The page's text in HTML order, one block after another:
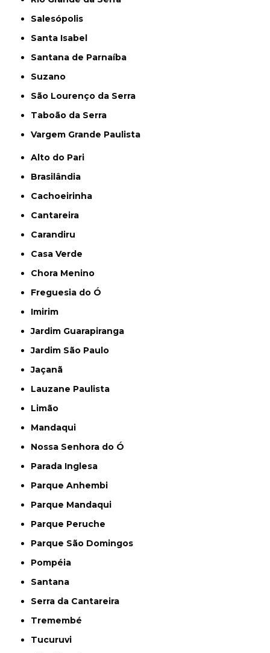
Salesópolis
Santa Isabel
Santana de Parnaíba
Suzano
São Lourenço da Serra
Taboão da Serra
Vargem Grande Paulista
Alto do Pari
Brasilândia
Cachoeirinha
Cantareira
Carandiru
Casa Verde
Chora Menino
Freguesia do Ó
Imirim
Jardim Guarapiranga
Jardim São Paulo
Jaçanã
Lauzane Paulista
Limão
Mandaqui
Nossa Senhora do Ó
Parada Inglesa
Parque Anhembi
Parque Mandaqui
Parque Peruche
Parque São Domingos
Pompéia
Santana
Serra da Cantareira
Tremembé
Tucuruvi